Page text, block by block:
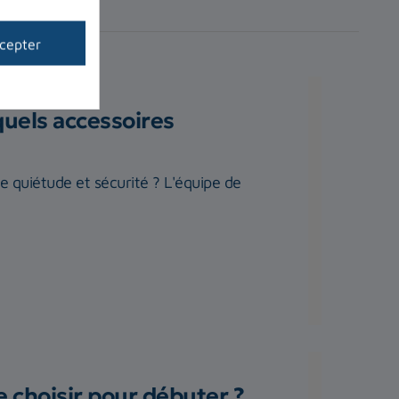
accessoires
quiétude et sécurité ? L'équipe de